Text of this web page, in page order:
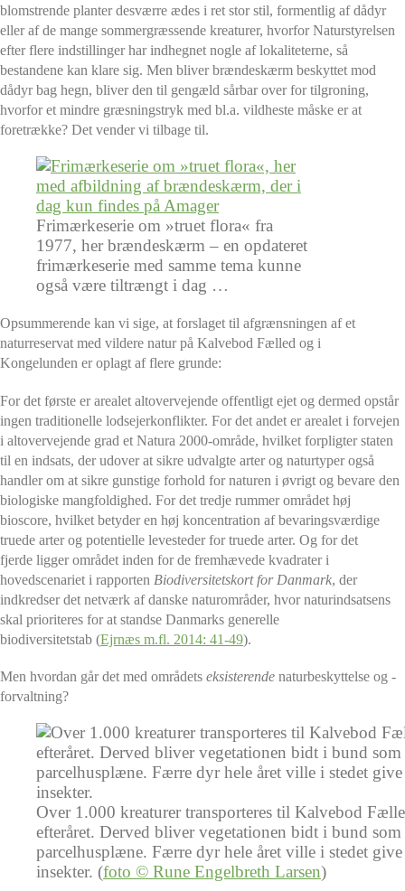
blomstrende planter desværre ædes i ret stor stil, formentlig af dådyr
eller af de mange sommergræssende kreaturer, hvorfor Naturstyrelsen
efter flere indstillinger har indhegnet nogle af lokaliteterne, så
bestandene kan klare sig. Men bliver brændeskærm beskyttet mod
dådyr bag hegn, bliver den til gengæld sårbar over for tilgroning,
hvorfor et mindre græsningstryk med bl.a. vildheste måske er at
foretrække? Det vender vi tilbage til.
Frimærkeserie om »truet flora« fra
1977, her brændeskærm – en opdateret
frimærkeserie med samme tema kunne
også være tiltrængt i dag …
Opsummerende kan vi sige, at forslaget til afgrænsningen af et
naturreservat med vildere natur på Kalvebod Fælled og i
Kongelunden er oplagt af flere grunde:
For det første er arealet altovervejende offentligt ejet og dermed opstår
ingen traditionelle lodsejerkonflikter. For det andet er arealet i forvejen
i altovervejende grad et Natura 2000-område, hvilket forpligter staten
til en indsats, der udover at sikre udvalgte arter og naturtyper også
handler om at sikre gunstige forhold for naturen i øvrigt og bevare den
biologiske mangfoldighed. For det tredje rummer området høj
bioscore, hvilket betyder en høj koncentration af bevaringsværdige
truede arter og potentielle levesteder for truede arter. Og for det
fjerde ligger området inden for de fremhævede kvadrater i
hovedscenariet i rapporten Biodiversitetskort for Danmark, der
indkredser det netværk af danske naturområder, hvor naturindsatsens
skal prioriteres for at standse Danmarks generelle
biodiversitetstab (Ejrnæs m.fl. 2014: 41-49).
Men hvordan går det med områdets eksisterende naturbeskyttelse og -
forvaltning?
Over 1.000 kreaturer transporteres til Kalvebod
efteråret. Derved bliver vegetationen bidt i bund
parcelhusplæne. Færre dyr hele året ville i stedet
insekter. (foto © Rune Engelbreth Larsen)